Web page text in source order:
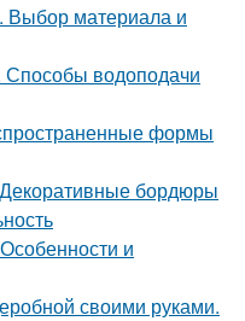
Выбор материала и
Способы водоподачи
формы
бордюры
и
своими руками.